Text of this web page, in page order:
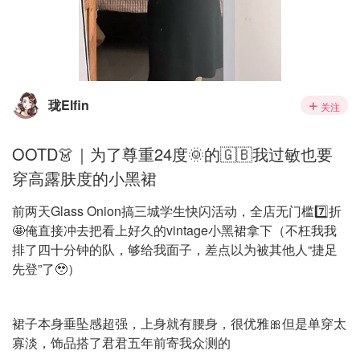
珑Elfin 关注
OOTD👗｜为了尊重24度🌞的🇬🇧我过敏也要
穿高露肤度的小黑裙
前两天Glass Onion搞三城学生快闪活动，全店无门槛7️⃣折
🤩俺直接冲去把看上好久的vintage小黑裙拿下（不枉我我
排了四十分钟的队，够给我面子，差点以为被其他人“捷足
先登”了🥹）
裙子本身垂坠感超强，上身就有腰身，很优雅🎀但是单穿太
寡淡，饰品搭了君君五年前寄我众测的